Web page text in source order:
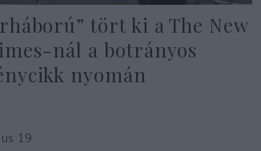
tört ki a The New
nál a botrányos
nyomán
19.